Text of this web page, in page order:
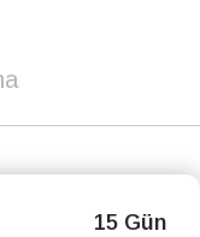
15 Gün